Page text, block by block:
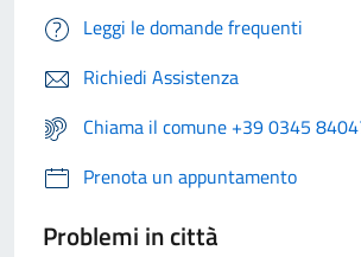
Leggi le domande frequenti
Richiedi Assistenza
Chiama il comune +39 0345
Prenota un appuntamento
Problemi in città